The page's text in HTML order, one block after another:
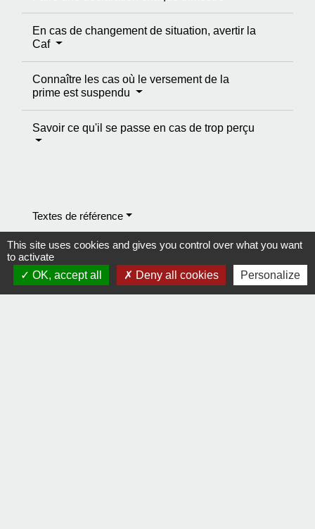
En cas de changement de situation, avertir la
Caf
Connaître les cas où le versement de la
prime est suspendu
Savoir ce qu'il se passe en cas de trop perçu
Textes de référence
Services en ligne et formulaires
Signaler une erreur sur cette page
This site uses cookies and gives you control over what you want
to activate
OK, accept all
Deny all cookies Personalize